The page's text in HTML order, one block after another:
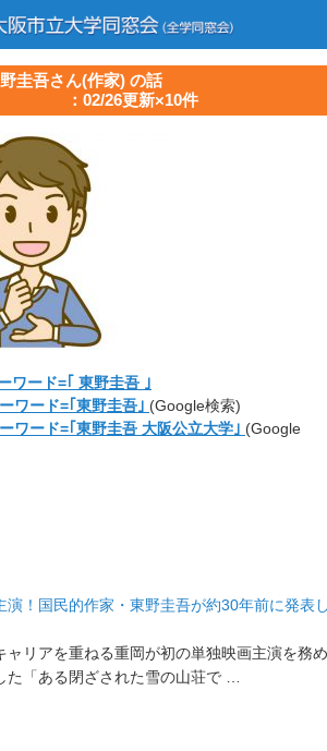
圭吾さん(作家) の話
更新×10件
ワード=｢ 東野圭吾 ｣
ワード=｢東野圭吾｣ (Google検索)
ワード=｢東野圭吾 大阪公立大学｣ (Google
演！国民的作家・東野圭吾が約30年前に発
ャリアを重ねる重岡が初の単独映画主演を務
た「ある閉ざされた雪の山荘で …